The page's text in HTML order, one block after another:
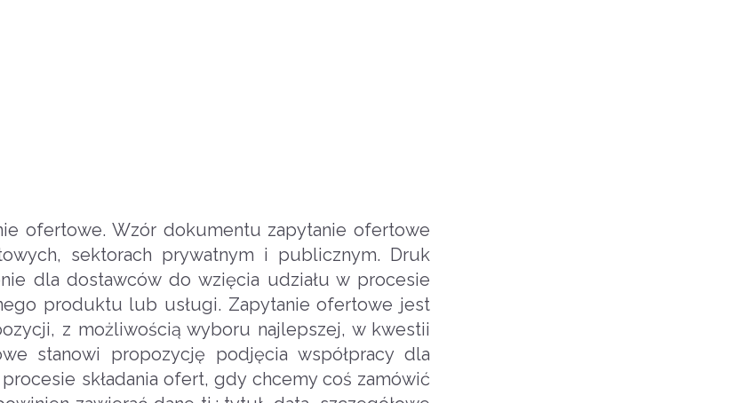
ofertowe. Wzór dokumentu zapytanie ofertowe
sektorach prywatnym i publicznym. Druk
dla dostawców do wzięcia udziału w procesie
produktu lub usługi. Zapytanie ofertowe jest
z możliwością wyboru najlepszej, w kwestii
stanowi propozycję podjęcia współpracy dla
składania ofert, gdy chcemy coś zamówić